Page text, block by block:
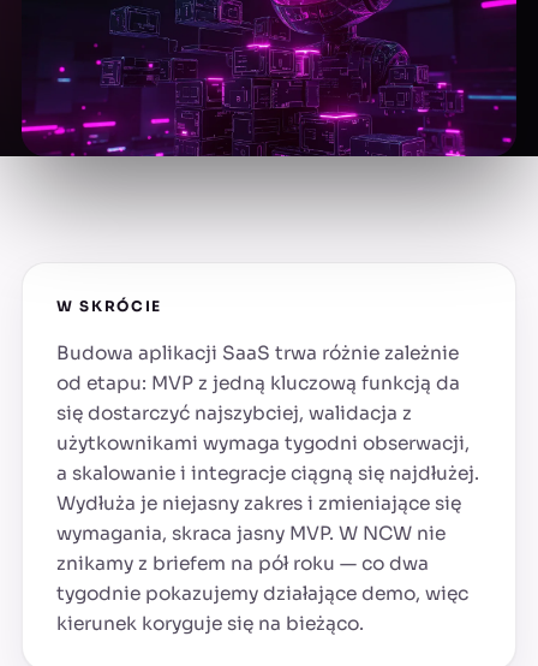
W SKRÓCIE
Budowa aplikacji SaaS trwa różnie zależnie
od etapu: MVP z jedną kluczową funkcją da
się dostarczyć najszybciej, walidacja z
użytkownikami wymaga tygodni obserwacji,
a skalowanie i integracje ciągną się najdłużej.
Wydłuża je niejasny zakres i zmieniające się
wymagania, skraca jasny MVP. W NCW nie
znikamy z briefem na pół roku — co dwa
tygodnie pokazujemy działające demo, więc
kierunek koryguje się na bieżąco.